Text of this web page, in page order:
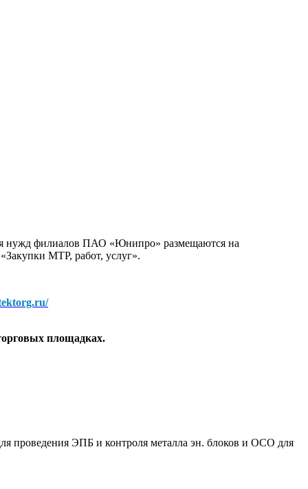
нужд филиалов ПАО «Юнипро» размещаются на
«Закупки МТР, работ, услуг».
площадках.
проведения ЭПБ и контроля металла эн. блоков и ОСО для